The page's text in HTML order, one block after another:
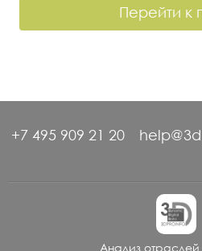
Перейти к
+7 495 909 21 20
Анализ